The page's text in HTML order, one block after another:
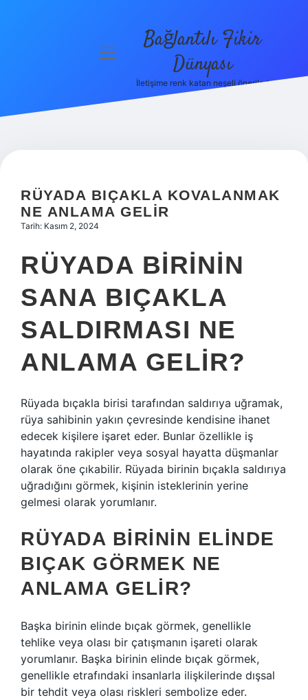
Hakkımızda
menüyü
Bağlantılı Fikir
Dünyası
İletişime renk katan neşeli öneriler!
RÜYADA BIÇAKLA KOVALANMAK
NE ANLAMA GELIR
Tarih: Kasım 2, 2024
RÜYADA BIRININ
SANA BIÇAKLA
SALDIRMASI NE
ANLAMA GELIR?
Rüyada bıçakla birisi tarafından saldırıya uğramak,
rüya sahibinin yakın çevresinde kendisine ihanet
edecek kişilere işaret eder. Bunlar özellikle iş
hayatında rakipler veya sosyal hayatta düşmanlar
olarak öne çıkabilir. Rüyada birinin bıçakla saldırıya
uğradığını görmek, kişinin isteklerinin yerine
gelmesi olarak yorumlanır.
RÜYADA BIRININ ELINDE
BIÇAK GÖRMEK NE
ANLAMA GELIR?
Başka birinin elinde bıçak görmek, genellikle
tehlike veya olası bir çatışmanın işareti olarak
yorumlanır. Başka birinin elinde bıçak görmek,
genellikle etrafındaki insanlarla ilişkilerinde dışsal
bir tehdit veya olası riskleri sembolize eder.